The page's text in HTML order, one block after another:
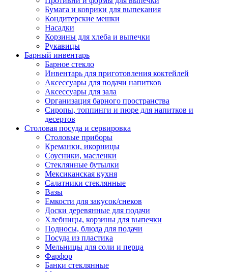
Бумага и коврики для выпекания
Кондитерские мешки
Насадки
Корзины для хлеба и выпечки
Рукавицы
Барный инвентарь
Барное стекло
Инвентарь для приготовления коктейлей
Аксессуары для подачи напитков
Аксессуары для зала
Организация барного пространства
Сиропы, топпинги и пюре для напитков и
десертов
Столовая посуда и сервировка
Столовые приборы
Креманки, икорницы
Соусники, масленки
Стеклянные бутылки
Мексиканская кухня
Салатники стеклянные
Вазы
Емкости для закусок/снеков
Доски деревянные для подачи
Хлебницы, корзины для выпечки
Подносы, блюда для подачи
Посуда из пластика
Мельницы для соли и перца
Фарфор
Банки стеклянные